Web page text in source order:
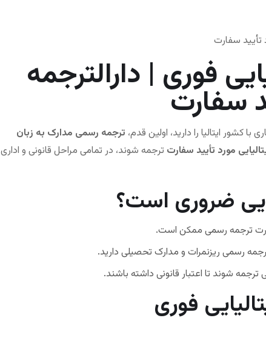
تأیید سفارت
فوری | دارالترجمه
سفارت
کشور ایتالیا را دارید، اولین قدم، ترجمه رسمی مدارک به زبان
مورد تأیید سفارت ترجمه شوند، در تمامی مراحل قانونی و اداری
ضروری است؟
ترجمه رسمی ممکن است.
ترجمه رسمی ریزنمرات و مدارک تحصیلی دارید.
شوند تا اعتبار قانونی داشته باشند.
فوری